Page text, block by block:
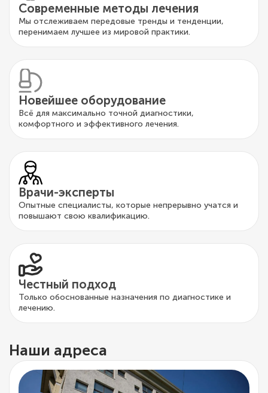
Современные методы лечения
Мы отслеживаем передовые тренды и тенденции,
перенимаем лучшее из мировой практики.
Новейшее оборудование
Всё для максимально точной диагностики,
комфортного и эффективного лечения.
Врачи-эксперты
Опытные специалисты, которые непрерывно учатся и
повышают свою квалификацию.
Честный подход
Только обоснованные назначения по диагностике и
лечению.
Наши адреса